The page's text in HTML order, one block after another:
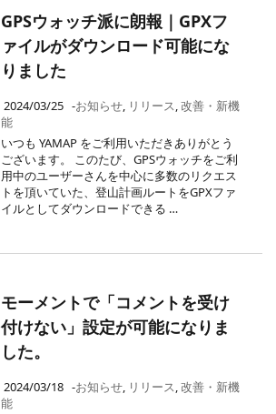
GPSウォッチ派に朗報｜GPXフ
ァイルがダウンロード可能にな
りました
2024/03/25 -お知らせ, リリース,改善・新機
能
いつも YAMAP をご利用いただきありがとう
ございます。 このたび、GPSウォッチをご利
用中のユーザーさんを中心に多数のリクエス
トを頂いていた、登山計画ルートをGPXファ
イルとしてダウンロードできる …
モーメントで「コメントを受け
付けない」設定が可能になりま
した。
2024/03/18 -お知らせ, リリース,改善・新機
能